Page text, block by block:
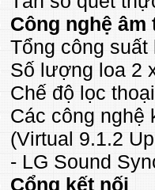
Công nghệ âm
Tổng công suất
Số lượng loa 2
Chế độ lọc
Các công nghệ
(Virtual 9.1.2
- LG Sound
Cổng kết nối